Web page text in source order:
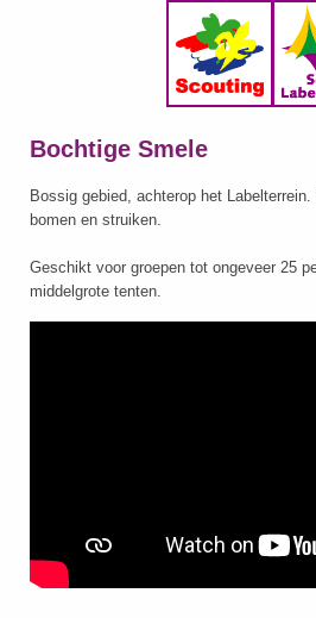
Bochtige Smele
Bossig gebied, achterop het
bomen en struiken.
Geschikt voor groepen tot ongeveer 25
middelgrote tenten.